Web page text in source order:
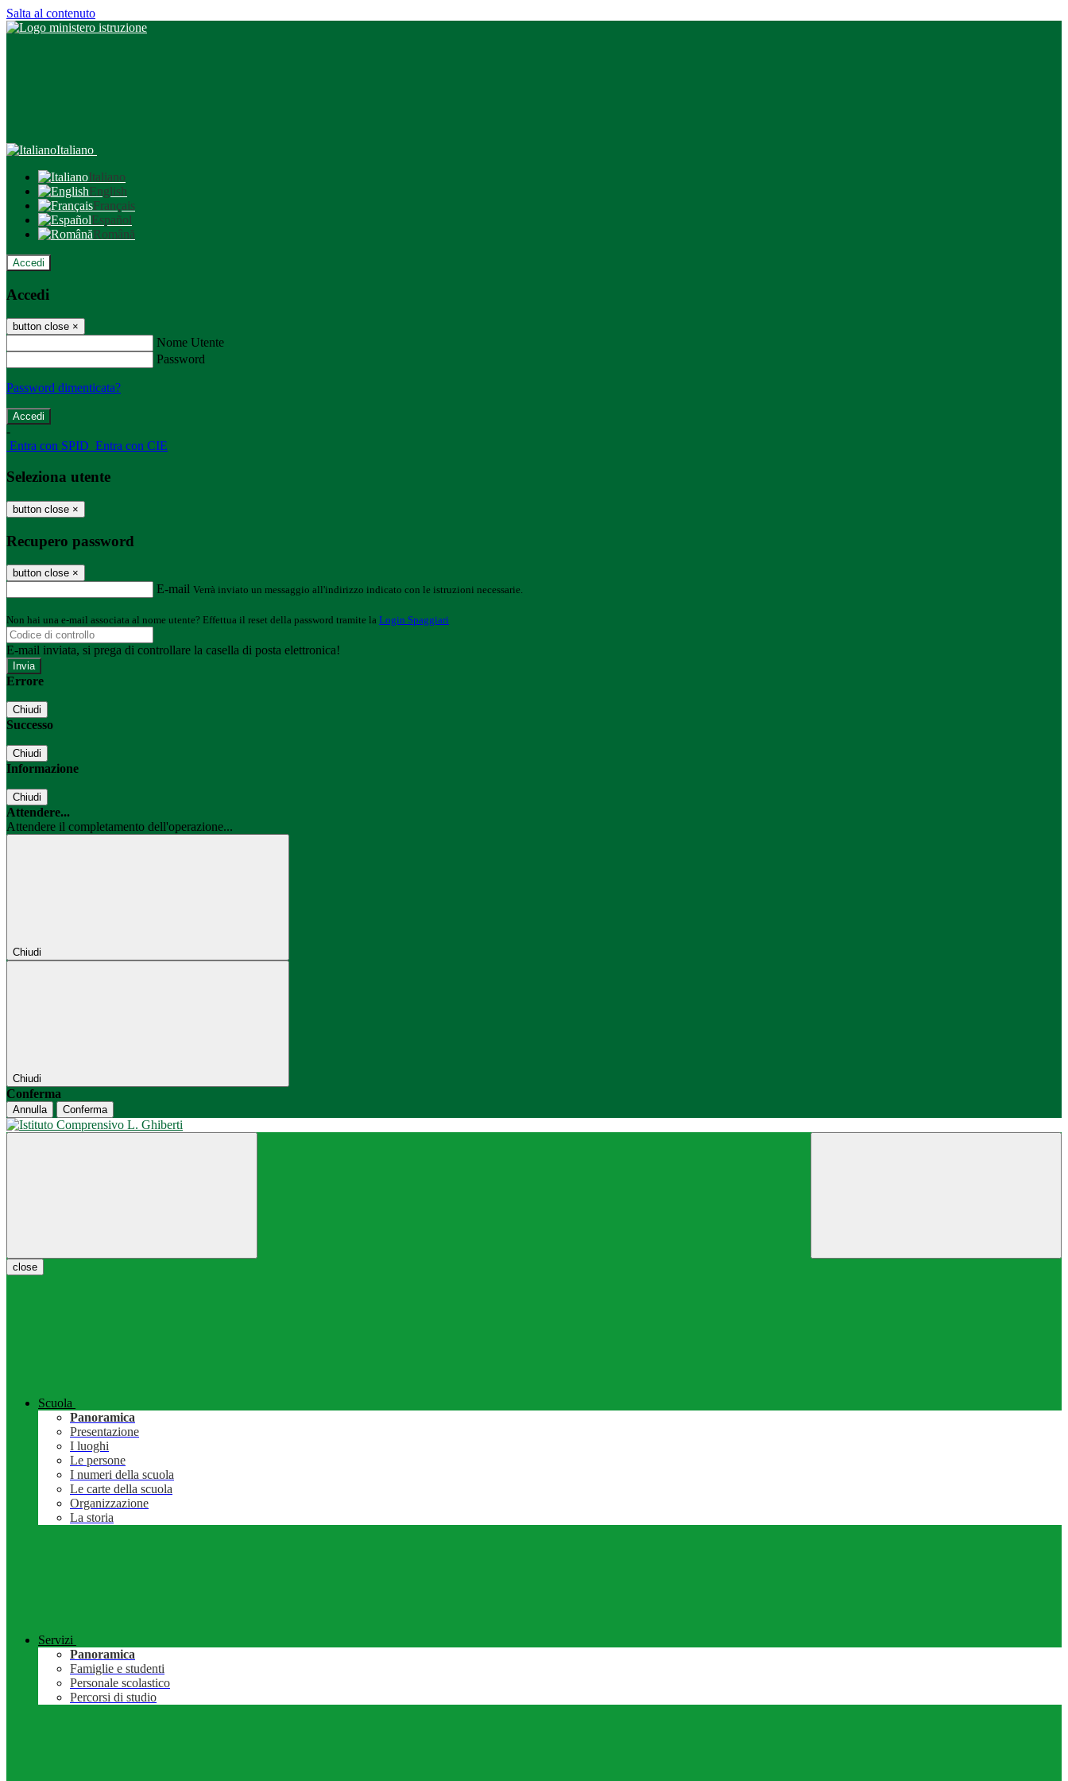
Salta al contenuto
Italiano
Italiano
English
Français
Español
Română
Accedi
Accedi
button close ×
Nome Utente
Password
Password dimenticata?
-
Entra con SPID Entra con CIE
Seleziona utente
button close ×
Recupero password
button close ×
E-mail Verrà inviato un messaggio all'indirizzo indicato con le istruzioni necessarie.
Non hai una e-mail associata al nome utente? Effettua il reset della password tramite la Login Spaggiari
E-mail inviata, si prega di controllare la casella di posta elettronica!
Errore
Chiudi
Successo
Chiudi
Informazione
Chiudi
Attendere...
Attendere il completamento dell'operazione...
Chiudi
Chiudi
Conferma
Annulla Conferma
close
Scuola
Panoramica
Presentazione
I luoghi
Le persone
I numeri della scuola
Le carte della scuola
Organizzazione
La storia
Servizi
Panoramica
Famiglie e studenti
Personale scolastico
Percorsi di studio